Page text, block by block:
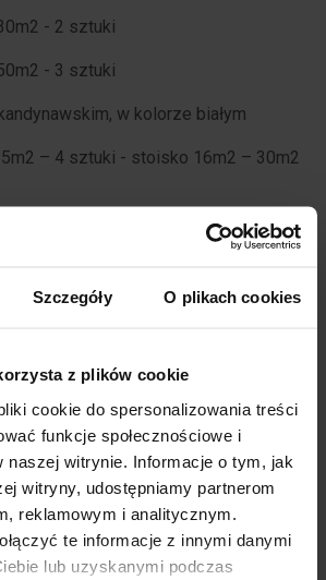
Szczegóły O plikach cookies
z plików cookie
cookie do spersonalizowania treści
funkcje społecznościowe i
naszej witrynie. Informacje o tym, jak
witryny, udostępniamy partnerom
reklamowym i analitycznym.
te informacje z innymi danymi
lub uzyskanymi podczas
- 2 sztuki
- 3 sztuki
w kolorze białym
– 4 sztuki - stoisko 16m2 – 30m2
- 12 sztuk
białym
pojemności
barwa światła biała zimna
230V 2kW